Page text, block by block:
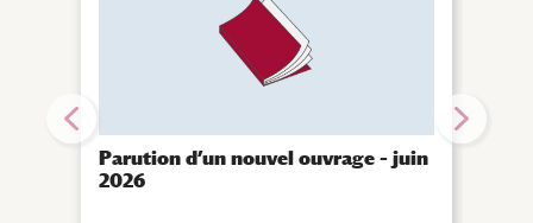
Parution d’un nouvel ouvrage – juin
2026